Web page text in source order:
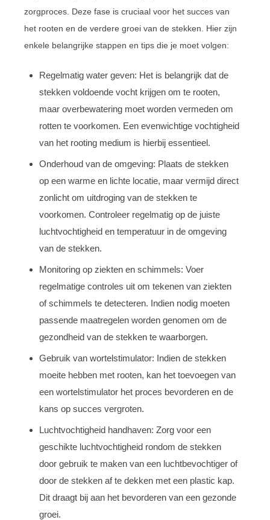
zorgproces. Deze fase is cruciaal voor het succes van
het rooten en de verdere groei van de stekken. Hier zijn
enkele belangrijke stappen en tips die je moet volgen:
Regelmatig water geven: Het is belangrijk dat de
stekken voldoende vocht krijgen om te rooten,
maar overbewatering moet worden vermeden om
rotten te voorkomen. Een evenwichtige vochtigheid
van het rooting medium is hierbij essentieel.
Onderhoud van de omgeving: Plaats de stekken
op een warme en lichte locatie, maar vermijd direct
zonlicht om uitdroging van de stekken te
voorkomen. Controleer regelmatig op de juiste
luchtvochtigheid en temperatuur in de omgeving
van de stekken.
Monitoring op ziekten en schimmels: Voer
regelmatige controles uit om tekenen van ziekten
of schimmels te detecteren. Indien nodig moeten
passende maatregelen worden genomen om de
gezondheid van de stekken te waarborgen.
Gebruik van wortelstimulator: Indien de stekken
moeite hebben met rooten, kan het toevoegen van
een wortelstimulator het proces bevorderen en de
kans op succes vergroten.
Luchtvochtigheid handhaven: Zorg voor een
geschikte luchtvochtigheid rondom de stekken
door gebruik te maken van een luchtbevochtiger of
door de stekken af te dekken met een plastic kap.
Dit draagt bij aan het bevorderen van een gezonde
groei.